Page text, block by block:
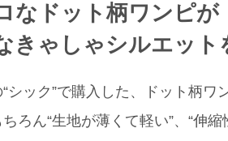
なドット柄ワンピが
きゃしゃシルエッ
シック”で購入した、ドット柄
ろん“生地が薄くて軽い”、“伸